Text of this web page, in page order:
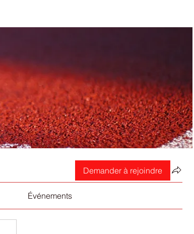
Demander à rejoindre
Événements